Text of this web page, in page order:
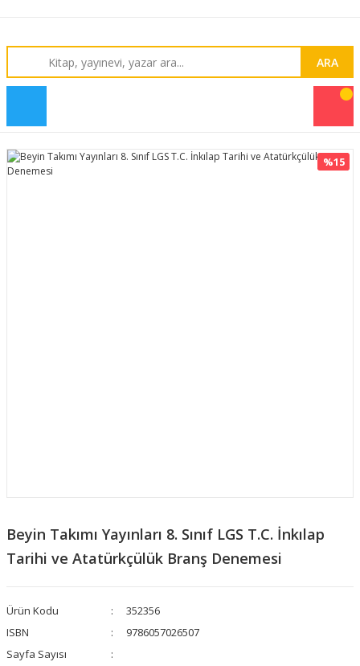
ARA
%15
Beyin Takımı Yayınları 8. Sınıf LGS T.C. İnkılap
Tarihi ve Atatürkçülük Branş Denemesi
Ürün Kodu
352356
ISBN
9786057026507
Sayfa Sayısı